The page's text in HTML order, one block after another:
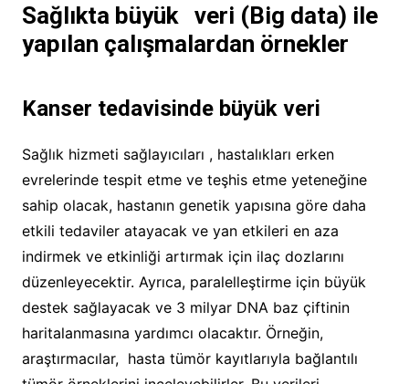
Sağlıkta büyük veri (Big data) ile
yapılan çalışmalardan örnekler
Kanser tedavisinde büyük veri
Sağlık hizmeti sağlayıcıları , hastalıkları erken
evrelerinde tespit etme ve teşhis etme yeteneğine
sahip olacak, hastanın genetik yapısına göre daha
etkili tedaviler atayacak ve yan etkileri en aza
indirmek ve etkinliği artırmak için ilaç dozlarını
düzenleyecektir. Ayrıca, paralelleştirme için büyük
destek sağlayacak ve 3 milyar DNA baz çiftinin
haritalanmasına yardımcı olacaktır. Örneğin,
araştırmacılar, hasta tümör kayıtlarıyla bağlantılı